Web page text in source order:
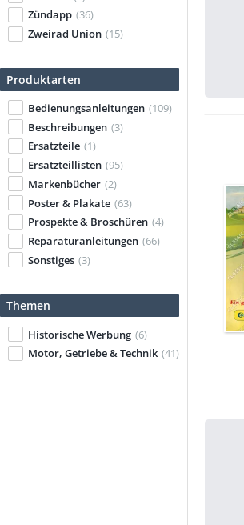
Zündapp (36)
Zweirad Union (15)
Produktarten
Bedienungsanleitungen (109)
Beschreibungen (3)
Ersatzteile (1)
Ersatzteillisten (95)
Markenbücher (2)
Poster & Plakate (63)
Prospekte & Broschüren (4)
Reparaturanleitungen (66)
Sonstiges (3)
Themen
Historische Werbung (6)
Motor, Getriebe & Technik (41)